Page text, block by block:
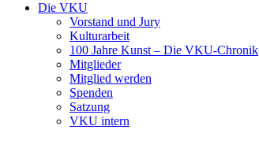
Die VKU
Vorstand und Jury
Kulturarbeit
100 Jahre Kunst – Die VKU-Chronik
Mitglieder
Mitglied werden
Spenden
Satzung
VKU intern